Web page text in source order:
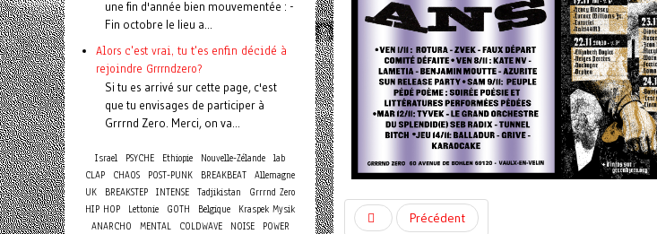
Précédent
une fin d'année bien mouvementée : -
Fin octobre le lieu a...
Alors c'est vrai, tu t'es enfin décidé à
rejoindre Grrrndzero?
Si tu es arrivé sur cette page, c'est
que tu envisages de participer à
Grrrnd Zero. Merci, on va...
Israel PSYCHE Ethiopie Nouvelle-Zélande lab
CLAP
CHAOS POST-PUNK BREAKBEAT Allemagne
UK
BREAKSTEP INTENSE Tadjikistan
Grrrnd Zero
HIP HOP
Lettonie GOTH Belgique
Kraspek Mysik
ANARCHO
MENTAL COLDWAVE NOISE
POWER